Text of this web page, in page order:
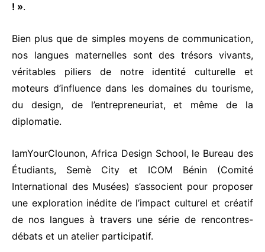
! ».
Bien plus que de simples moyens de communication,
nos langues maternelles sont des trésors vivants,
véritables piliers de notre identité culturelle et
moteurs d’influence dans les domaines du tourisme,
du design, de l’entrepreneuriat, et même de la
diplomatie.
IamYourClounon, Africa Design School, le Bureau des
Étudiants, Semè City et ICOM Bénin (Comité
International des Musées) s’associent pour proposer
une exploration inédite de l’impact culturel et créatif
de nos langues à travers une série de rencontres-
débats et un atelier participatif.